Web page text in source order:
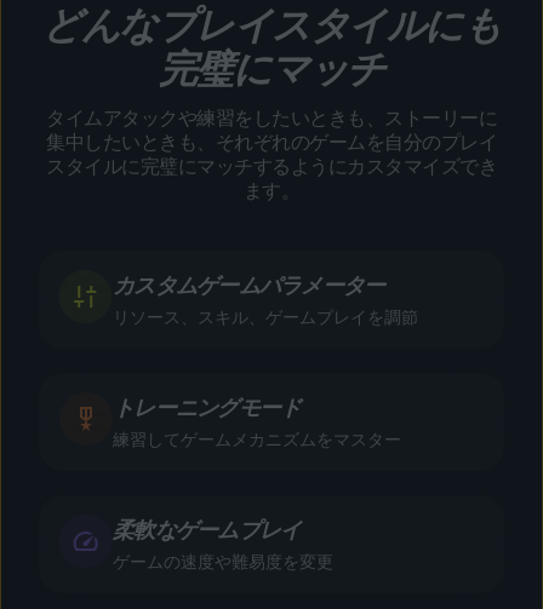
どんなプレイスタイルにも
完璧にマッチ
タイムアタックや練習をしたいときも、ストーリーに
集中したいときも、それぞれのゲームを自分のプレイ
スタイルに完璧にマッチするようにカスタマイズでき
ます。
カスタムゲームパラメーター
リソース、スキル、ゲームプレイを調節
トレーニングモード
練習してゲームメカニズムをマスター
柔軟なゲームプレイ
ゲームの速度や難易度を変更